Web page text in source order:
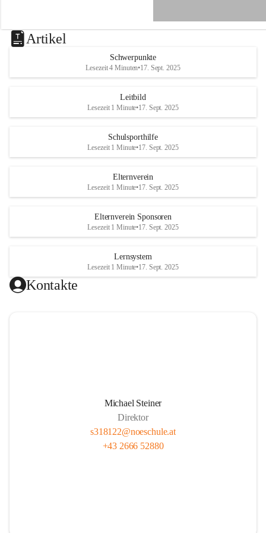
u
a
e
x
Artikel
Schwerpunkte
Lesezeit 4 Minuten•17. Sept. 2025
Leitbild
Lesezeit 1 Minute•17. Sept. 2025
Schulsporthilfe
Lesezeit 1 Minute•17. Sept. 2025
Elternverein
Lesezeit 1 Minute•17. Sept. 2025
Elternverein Sponsoren
Lesezeit 1 Minute•17. Sept. 2025
Lernsystem
Lesezeit 1 Minute•17. Sept. 2025
Kontakte
Michael Steiner
Direktor
s318122@noeschule.at
+43 2666 52880